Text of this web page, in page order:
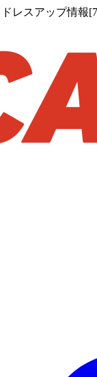
レスアップ情報